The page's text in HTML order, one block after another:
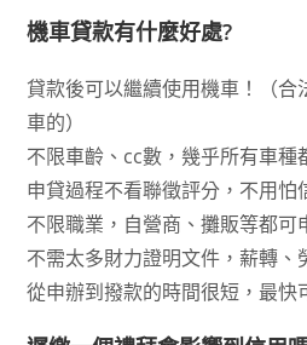
機車貸款有什麼好處?
貸款後可以繼續使用機車！（合
車的）
不限車齡、cc數，幾乎所有車種
申貸過程不看聯徵評分，不用怕
不限職業，自營商、攤販等都可
不需太多財力證明文件，薪轉
從申辦到撥款的時間很短，最快